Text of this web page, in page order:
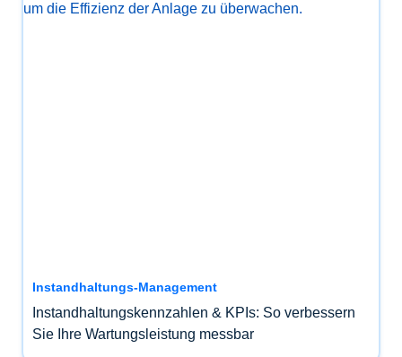
Instandhaltungs-Management
Instandhaltungskennzahlen & KPIs: So verbessern
Sie Ihre Wartungsleistung messbar